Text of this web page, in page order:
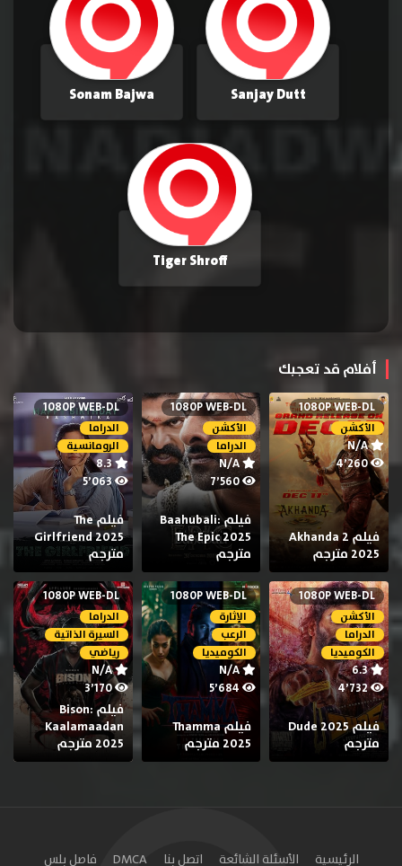
Sanjay Dutt
Sonam Bajwa
Tiger Shroff
أفلام قد تعجبك
1080P WEB-DL
الأكشن
N/A
4٬260
فيلم Akhanda 2
2025 مترجم
1080P WEB-DL
الأكشن
الدراما
N/A
7٬560
فيلم Baahubali:
The Epic 2025
مترجم
1080P WEB-DL
الدراما
الرومانسية
8.3
5٬063
فيلم The
Girlfriend 2025
مترجم
1080P WEB-DL
الأكشن
الدراما
الكوميديا
6.3
4٬732
فيلم Dude 2025
مترجم
1080P WEB-DL
الإثارة
الرعب
الكوميديا
N/A
5٬684
فيلم Thamma
2025 مترجم
1080P WEB-DL
الدراما
السيرة الذاتية
رياضي
N/A
3٬170
فيلم Bison:
Kaalamaadan
2025 مترجم
الرئيسية الأسئلة الشائعة اتصل بنا DMCA فاصل بلس